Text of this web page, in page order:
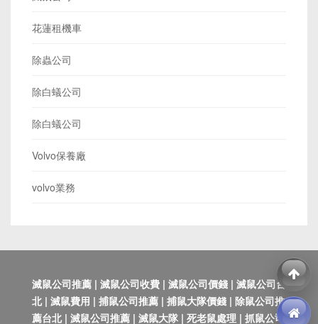
花蓮租機車
除蟲公司
除白蟻公司
除白蟻公司
Volvo保養廠
volvo業務
滅鼠公司推薦 | 滅鼠公司收費 | 滅鼠公司價錢 | 滅鼠公司台
北 | 滅鼠費用 | 捕鼠公司推薦 | 捕鼠大隊價錢 | 除鼠公司推
薦台北 | 滅鼠公司推薦 | 滅鼠大隊 | 死老鼠處理 | 抓鼠公司